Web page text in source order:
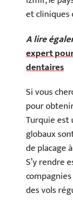
et cliniques
A lire
expert
dentaires
Si vous
pour
Turquie est
globaux
de placage
S’y rendre
des vols